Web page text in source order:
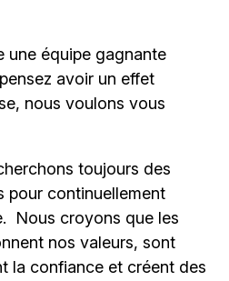
une équipe gagnante
avoir un effet
nous voulons vous
toujours des
pour continuellement
Nous croyons que les
nos valeurs, sont
la confiance et créent des